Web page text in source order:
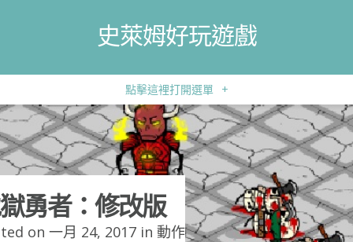
史萊姆好玩遊戲
點擊這裡打開選單 +
勇者：修改版
on 一月 24, 2017 in 動作